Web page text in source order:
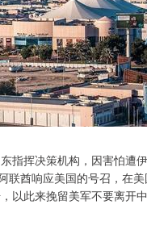
指挥决策机构，因害怕遭
联酋响应美国的号召，在
以此来挽留美军不要离开